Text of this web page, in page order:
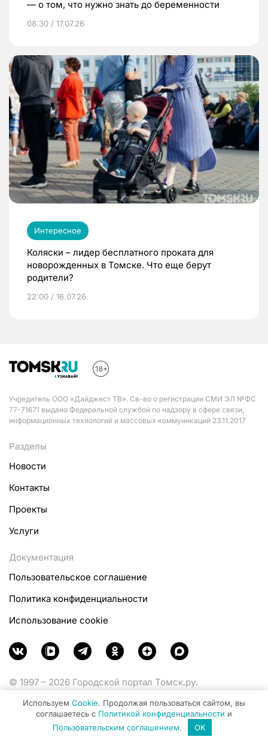
— о том, что нужно знать до беременности
08:30 / 17.07.26
Интересное
Коляски – лидер бесплатного проката для
новорожденных в Томске. Что еще берут
родители?
22:00 / 16.07.26
Учредитель ООО «Дайджест ТВ». Св-во о регистрации СМИ ЭЛ №ФС
77-71671 выдано Федеральной службой по надзору в сфере связи,
информационных технологий и массовых коммуникаций 23.11.2017
Разделы
Новости
Контакты
Проекты
Услуги
Документация
Пользовательское соглашение
Политика конфиденциальности
Использование cookie
© 1997 – 2026 Городской портал Томск.ру.
Министерства цифрового развития, связи и массовых
коммуникаций Российской Федерации.
Используем Cookie. Продолжая пользоваться сайтом, вы
соглашаетесь с Политикой конфиденциальности и
Пользовательским соглашением. OK